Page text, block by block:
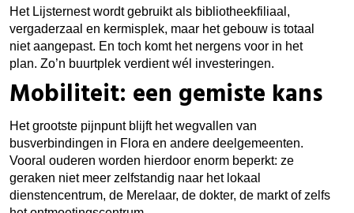
Het Lijsternest wordt gebruikt als bibliotheekfiliaal,
vergaderzaal en kermisplek, maar het gebouw is totaal
niet aangepast. En toch komt het nergens voor in het
plan. Zo’n buurtplek verdient wél investeringen.
Mobiliteit: een gemiste kans
Het grootste pijnpunt blijft het wegvallen van
busverbindingen in Flora en andere deelgemeenten.
Vooral ouderen worden hierdoor enorm beperkt: ze
geraken niet meer zelfstandig naar het lokaal
dienstencentrum, de Merelaar, de dokter, de markt of zelfs